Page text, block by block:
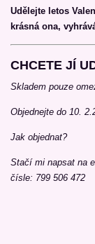
Udělejte letos
krásná ona,
CHCETE JÍ
Skladem pouze
Objednejte do 10.
Jak objednat?
Stačí mi napsat na
čísle: 799 506 472